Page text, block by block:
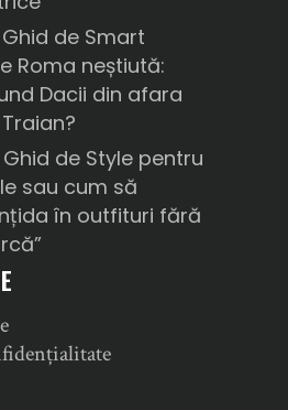
Ghid de Smart
Roma neștiută:
Dacii din afara
Ghid de Style pentru
sau cum să
în outfituri fără